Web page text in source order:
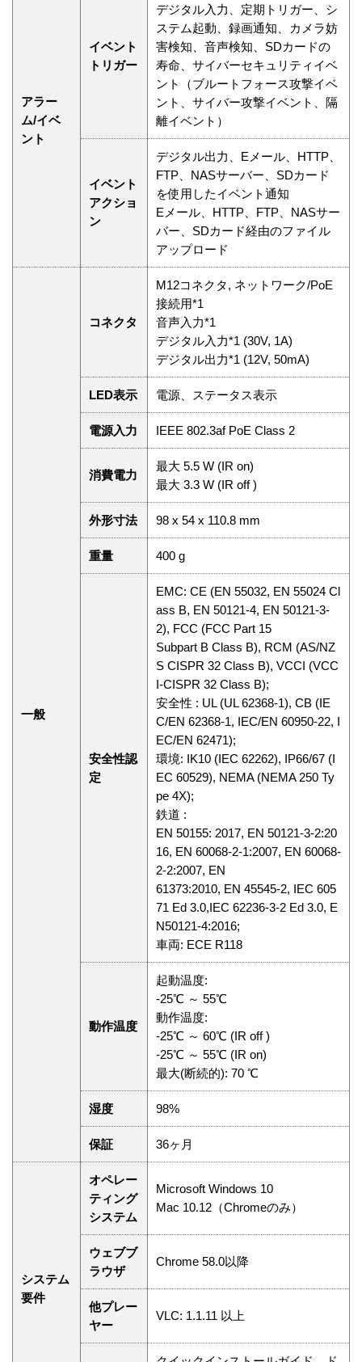
アラー
ム/イベ
ント
イベント
トリガー
デジタル入力、定期トリガー、シ
ステム起動、録画通知、カメラ妨
害検知、音声検知、SDカードの
寿命、サイバーセキュリティイベ
ント（ブルートフォース攻撃イベ
ント、サイバー攻撃イベント、隔
離イベント）
イベント
アクショ
ン
デジタル出力、Eメール、HTTP、
FTP、NASサーバー、SDカード
を使用したイベント通知
Eメール、HTTP、FTP、NASサー
バー、SDカード経由のファイル
アップロード
一般
コネクタ
M12コネクタ, ネットワーク/PoE
接続用*1
音声入力*1
デジタル入力*1 (30V, 1A)
デジタル出力*1 (12V, 50mA)
LED表示 電源、ステータス表示
電源入力 IEEE 802.3af PoE Class 2
消費電力
最大 5.5 W (IR on)
最大 3.3 W (IR off )
外形寸法 98 x 54 x 110.8 mm
重量 400 g
安全性認
定
EMC: CE (EN 55032, EN 55024 Cl
ass B, EN 50121-4, EN 50121-3-
2), FCC (FCC Part 15
Subpart B Class B), RCM (AS/NZ
S CISPR 32 Class B), VCCI (VCC
I-CISPR 32 Class B);
安全性 : UL (UL 62368-1), CB (IE
C/EN 62368-1, IEC/EN 60950-22, I
EC/EN 62471);
環境: IK10 (IEC 62262), IP66/67 (I
EC 60529), NEMA (NEMA 250 Ty
pe 4X);
鉄道 :
EN 50155: 2017, EN 50121-3-2:20
16, EN 60068-2-1:2007, EN 60068-
2-2:2007, EN
61373:2010, EN 45545-2, IEC 605
71 Ed 3.0,IEC 62236-3-2 Ed 3.0, E
N50121-4:2016;
車両: ECE R118
動作温度
起動温度:
-25℃ ～ 55℃
動作温度:
-25℃ ～ 60℃ (IR off )
-25℃ ～ 55℃ (IR on)
最大(断続的): 70 ℃
湿度 98%
保証 36ヶ月
システム
要件
オペレー
ティング
システム
Microsoft Windows 10
Mac 10.12（Chromeのみ）
ウェブブ
ラウザ
Chrome 58.0以降
他プレー
ヤー
VLC: 1.1.11 以上